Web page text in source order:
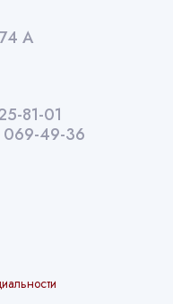
А
81-01
069-49-36